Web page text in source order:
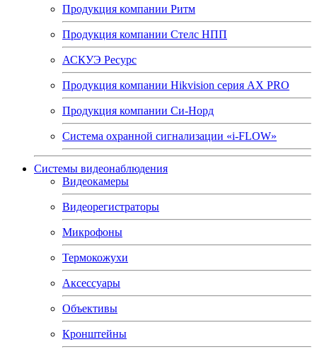
Продукция компании Ритм
Продукция компании Стелс НПП
АСКУЭ Ресурс
Продукция компании Hikvision серия AX PRO
Продукция компании Си-Норд
Система охранной сигнализации «i-FLOW»
Системы видеонаблюдения
Видеокамеры
Видеорегистраторы
Микрофоны
Термокожухи
Аксессуары
Объективы
Кронштейны